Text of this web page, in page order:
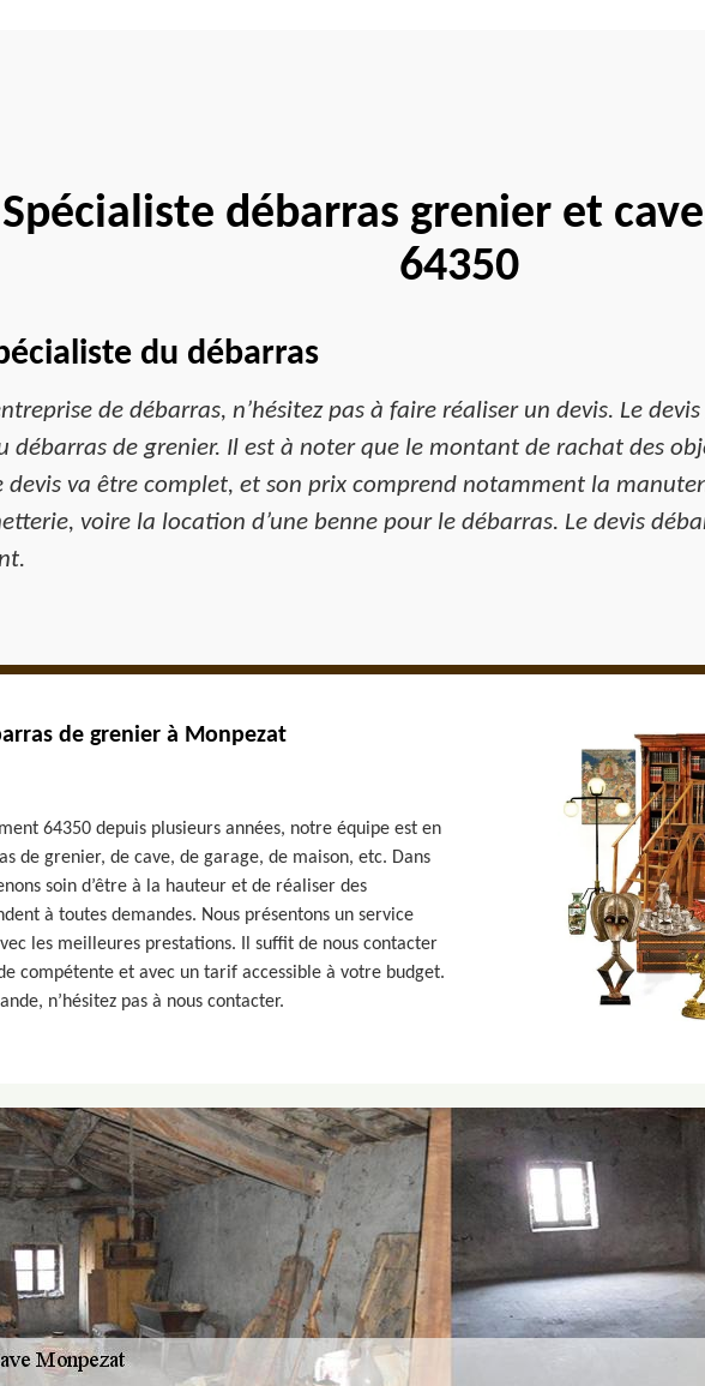
Spécialiste débarras grenier et
64350
du débarras
de débarras, n’hésitez pas à faire réaliser un devis. Le
débarras de grenier. Il est à noter que le montant de rachat des
devis va être complet, et son prix comprend notamment la
voire la location d’une benne pour le débarras. Le devis
de grenier à Monpezat
64350 depuis plusieurs années, notre équipe est en
de grenier, de cave, de garage, de maison, etc. Dans
soin d’être à la hauteur et de réaliser des
à toutes demandes. Nous présentons un service
les meilleures prestations. Il suffit de nous contacter
compétente et avec un tarif accessible à votre budget.
n’hésitez pas à nous contacter.